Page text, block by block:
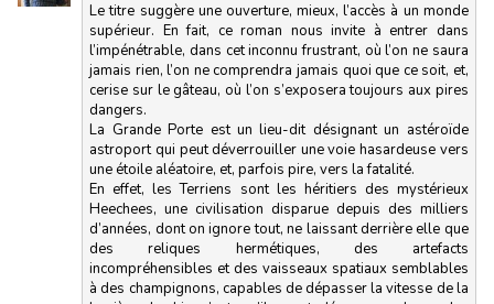
Le titre suggère une ouverture, mieux, l’accès à un monde
supérieur. En fait, ce roman nous invite à entrer dans
l’impénétrable, dans cet inconnu frustrant, où l’on ne saura
jamais rien, l’on ne comprendra jamais quoi que ce soit, et,
cerise sur le gâteau, où l’on s’exposera toujours aux pires
dangers.
La Grande Porte est un lieu-dit désignant un astéroïde
astroport qui peut déverrouiller une voie hasardeuse vers
une étoile aléatoire, et, parfois pire, vers la fatalité.
En effet, les Terriens sont les héritiers des mystérieux
Heechees, une civilisation disparue depuis des milliers
d’années, dont on ignore tout, ne laissant derrière elle que
des reliques hermétiques, des artefacts
incompréhensibles et des vaisseaux spatiaux semblables
à des champignons, capables de dépasser la vitesse de la